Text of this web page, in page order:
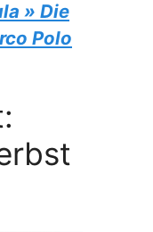
» Die
Polo